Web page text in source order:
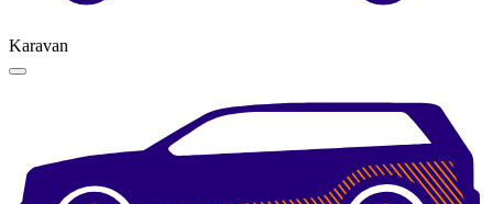
Karavan